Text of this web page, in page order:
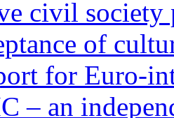
civil society
of
for Euro-
– an